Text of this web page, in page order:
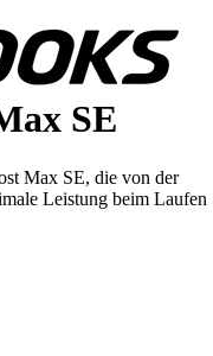
SE
Max SE, die von der
Leistung beim Laufen